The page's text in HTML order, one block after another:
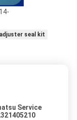
seal kit
Service